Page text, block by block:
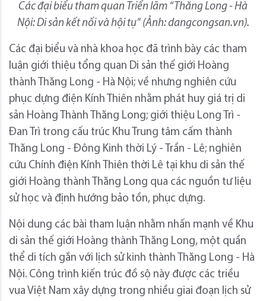
Các đại biểu tham quan Triển lãm “Thăng Long - Hà
Nội: Di sản kết nối và hội tụ” (Ảnh: dangcongsan.vn).
Các đại biểu và nhà khoa học đã trình bày các tham
luận giới thiệu tổng quan Di sản thế giới Hoàng
thành Thăng Long - Hà Nội; về nhưng nghiên cứu
phục dựng điện Kính Thiên nhằm phát huy giá trị di
sản Hoàng Thành Thăng Long; giới thiệu Long Trì -
Đan Trì trong cấu trúc Khu Trung tâm cấm thành
Thăng Long - Đông Kinh thời Lý - Trần - Lê; nghiên
cứu Chính điện Kính Thiên thời Lê tại khu di sản thế
giới Hoàng thành Thăng Long qua các nguồn tư liệu
sử học và định hướng bảo tồn, phục dựng.
Nội dung các bài tham luận nhằm nhấn mạnh về Khu
di sản thế giới Hoàng thành Thăng Long, một quần
thể di tích gắn với lịch sử kinh thành Thăng Long - Hà
Nội. Công trình kiến trúc đồ sộ này được các triều
vua Việt Nam xây dựng trong nhiều giai đoạn lịch sử